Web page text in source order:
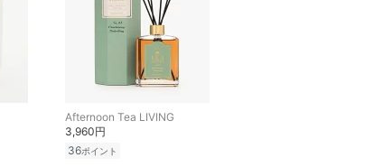
Afternoon Tea LIVING
3,960円
36ポイント